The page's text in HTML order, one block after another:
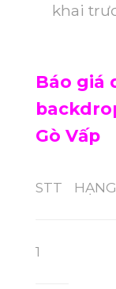
khai
Báo giá
Gò Vấp
STT
1